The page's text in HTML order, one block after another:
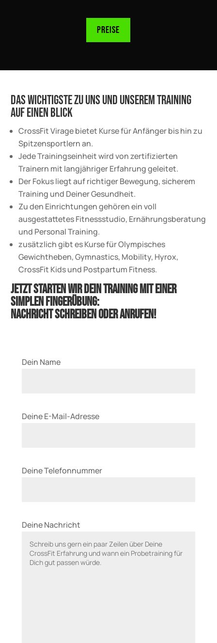
Preise
Das Wichtigste zu uns und unserem Training
auf einen Blick
CrossFit Virage bietet Kurse für Anfänger bis hin zu
Spitzensportlern an.
Jede Trainingseinheit wird von zertifizierten
Trainern mit langjähriger Erfahrung geleitet.
Der Fokus liegt auf richtiger Bewegung, sicherem
Training und Deiner Gesundheit.
Zu den Einrichtungen gehören ein voll
ausgestattetes Fitnessstudio, Ernährungsberatung
und Personal Training.
zusätzlich gibt es Kurse für Olympisches
Gewichtheben, Gymnastics, Mobility, Hyrox,
CrossFit Kids und Postpartum Fitness.
Jetzt starten wir Dein Training mit einer
simplen Fingerübung:
Nachricht schreiben oder Anrufen!
Dein Name
lasse
Deine E-Mail-Adresse
lasse
Deine Telefonnummer
lasse
dieses
Feld
Deine Nachricht